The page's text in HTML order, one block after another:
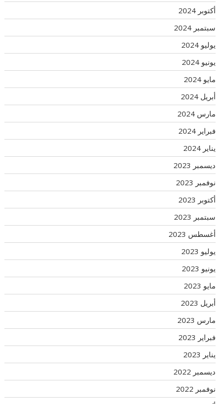
أكتوبر 2024
سبتمبر 2024
يوليو 2024
يونيو 2024
مايو 2024
أبريل 2024
مارس 2024
فبراير 2024
يناير 2024
ديسمبر 2023
نوفمبر 2023
أكتوبر 2023
سبتمبر 2023
أغسطس 2023
يوليو 2023
يونيو 2023
مايو 2023
أبريل 2023
مارس 2023
فبراير 2023
يناير 2023
ديسمبر 2022
نوفمبر 2022